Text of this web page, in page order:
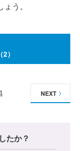
う。
）
NEXT
たか？